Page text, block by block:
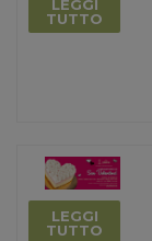
LEGGI
TUTTO
LEGGI
TUTTO